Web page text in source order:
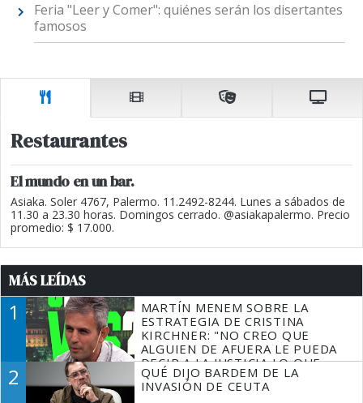
Feria "Leer y Comer": quiénes serán los disertantes
famosos
Restaurantes
El mundo en un bar.
Asiaka. Soler 4767, Palermo. 11.2492-8244. Lunes a sábados de
11.30 a 23.30 horas. Domingos cerrado. @asiakapalermo. Precio
promedio: $ 17.000.
MÁS LEÍDAS
1
MARTÍN MENEM SOBRE LA
ESTRATEGIA DE CRISTINA
KIRCHNER: "NO CREO QUE
ALGUIEN DE AFUERA LE PUEDA
DECIR A LA JUSTICIA LO QUE
TIENE QUE HACER"
2
QUÉ DIJO BARDEM DE LA
INVASIÓN DE CEUTA